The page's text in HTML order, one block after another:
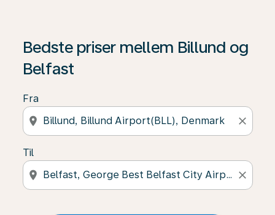
Bedste priser mellem Billund og
Belfast
Fra
location_on close
Til
location_on close